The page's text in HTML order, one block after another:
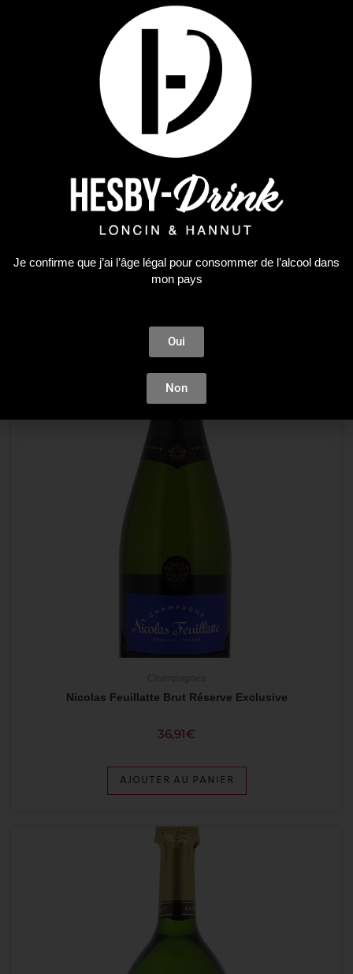
Champagnes, Non classé
MOET&CHANDON BRUT 0.37
Nicolas Feuillatte Brut Réserve Exclusive
36,91€
AJOUTER AU PANIER
Je confirme que j’ai l’âge légal pour consommer de l’alcool dans
mon pays
Oui
Non